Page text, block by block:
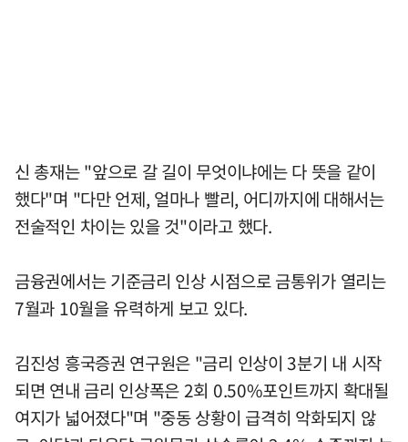
신 총재는 "앞으로 갈 길이 무엇이냐에는 다 뜻을 같이
했다"며 "다만 언제, 얼마나 빨리, 어디까지에 대해서는
전술적인 차이는 있을 것"이라고 했다.
금융권에서는 기준금리 인상 시점으로 금통위가 열리는
7월과 10월을 유력하게 보고 있다.
김진성 흥국증권 연구원은 "금리 인상이 3분기 내 시작
되면 연내 금리 인상폭은 2회 0.50%포인트까지 확대될
여지가 넓어졌다"며 "중동 상황이 급격히 악화되지 않